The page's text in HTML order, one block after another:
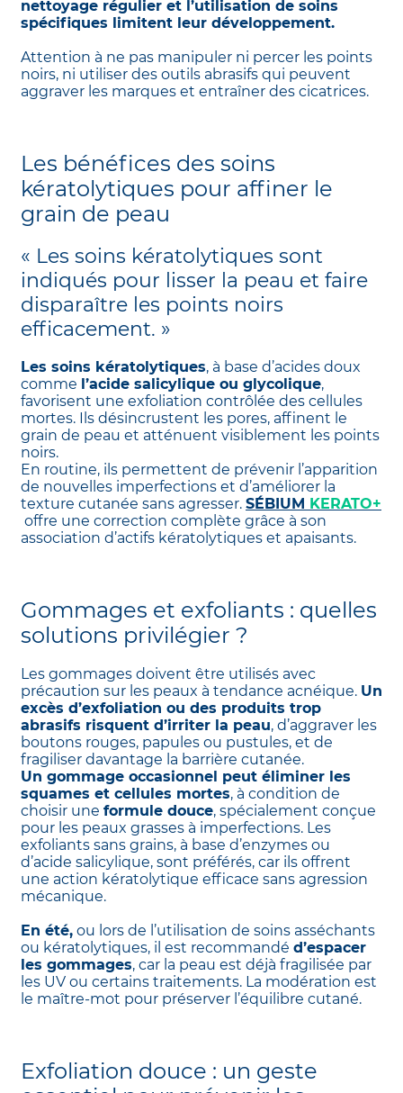
nettoyage régulier et l’utilisation de soins
spécifiques limitent leur développement.
Attention à ne pas manipuler ni percer les points
noirs, ni utiliser des outils abrasifs qui peuvent
aggraver les marques et entraîner des cicatrices.
Les bénéfices des soins
kératolytiques pour affiner le
grain de peau
« Les soins kératolytiques sont
indiqués pour lisser la peau et faire
disparaître les points noirs
efficacement. »
Les soins kératolytiques, à base d’acides doux
comme l’acide salicylique ou glycolique,
favorisent une exfoliation contrôlée des cellules
mortes. Ils désincrustent les pores, affinent le
grain de peau et atténuent visiblement les points
noirs.
En routine, ils permettent de prévenir l’apparition
de nouvelles imperfections et d’améliorer la
texture cutanée sans agresser. SÉBIUM
KERATO+
offre une correction complète grâce à son
association d’actifs kératolytiques et apaisants.
Gommages et exfoliants : quelles
solutions privilégier ?
Les gommages doivent être utilisés avec
précaution sur les peaux à tendance acnéique. Un
excès d’exfoliation ou des produits trop
abrasifs risquent d’irriter la peau, d’aggraver les
boutons rouges, papules ou pustules, et de
fragiliser davantage la barrière cutanée.
Un gommage occasionnel peut éliminer les
squames et cellules mortes, à condition de
choisir une formule douce, spécialement conçue
pour les peaux grasses à imperfections. Les
exfoliants sans grains, à base d’enzymes ou
d’acide salicylique, sont préférés, car ils offrent
une action kératolytique efficace sans agression
mécanique.
En été, ou lors de l’utilisation de soins asséchants
ou kératolytiques, il est recommandé d’espacer
les gommages, car la peau est déjà fragilisée par
les UV ou certains traitements. La modération est
le maître-mot pour préserver l’équilibre cutané.
Exfoliation douce : un geste